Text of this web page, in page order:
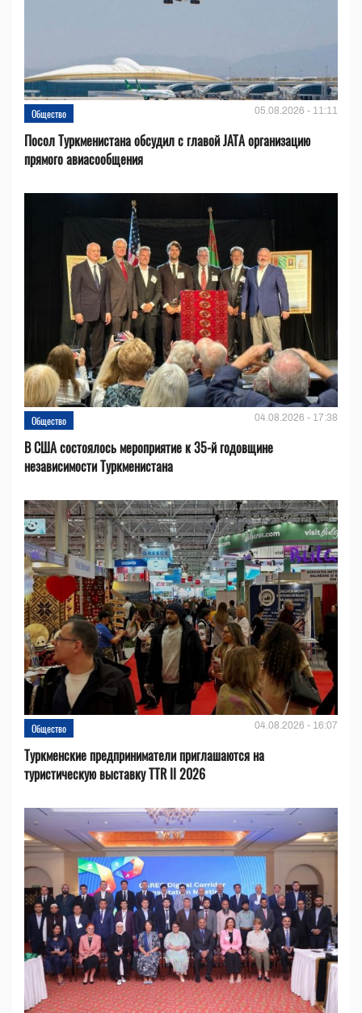
Общество 05.08.2026 - 11:11
Посол Туркменистана обсудил с главой JATA организацию
прямого авиасообщения
Общество 04.08.2026 - 17:38
В США состоялось мероприятие к 35-й годовщине
независимости Туркменистана
Общество 04.08.2026 - 16:07
Туркменские предприниматели приглашаются на
туристическую выставку TTR II 2026